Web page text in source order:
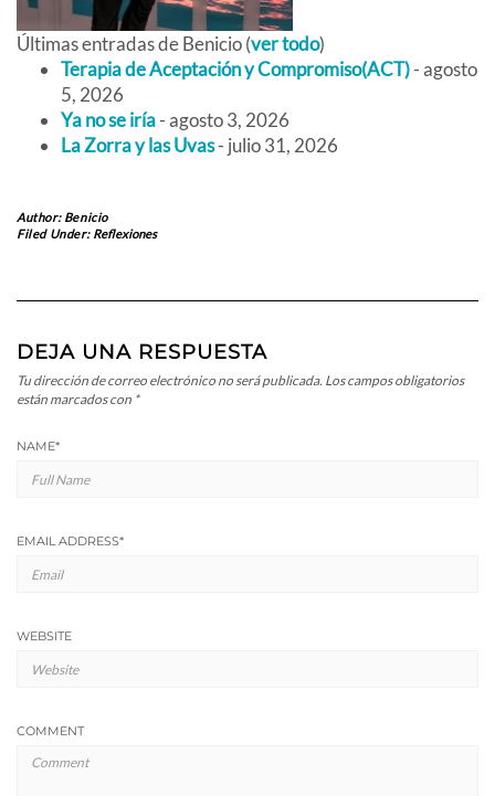
Últimas entradas de Benicio(ver todo)
Terapia de Aceptación y Compromiso(ACT)- agosto
5, 2026
Ya no se iría- agosto 3, 2026
La Zorra y las Uvas- julio 31, 2026
Author: Benicio
Filed Under: Reflexiones
DEJA UNA RESPUESTA
Tu dirección de correo electrónico no será publicada. Los campos obligatorios
están marcados con *
NAME*
EMAIL ADDRESS*
WEBSITE
COMMENT